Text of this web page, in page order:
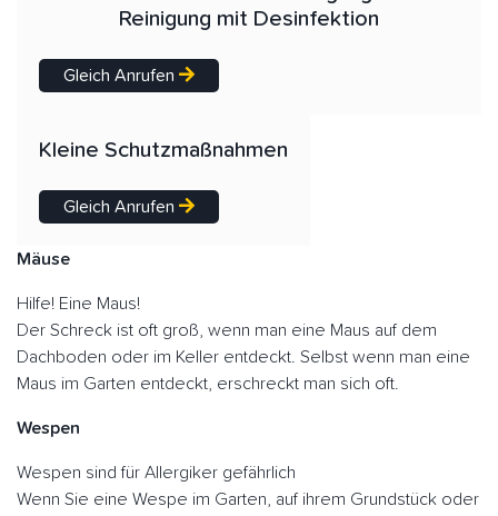
Reinigung mit Desinfektion
Gleich Anrufen
Kleine Schutzmaßnahmen
Gleich Anrufen
Mäuse
Hilfe! Eine Maus!
Der Schreck ist oft groß, wenn man eine Maus auf dem
Dachboden oder im Keller entdeckt. Selbst wenn man eine
Maus im Garten entdeckt, erschreckt man sich oft.
Wespen
Wespen sind für Allergiker gefährlich
Wenn Sie eine Wespe im Garten, auf ihrem Grundstück oder